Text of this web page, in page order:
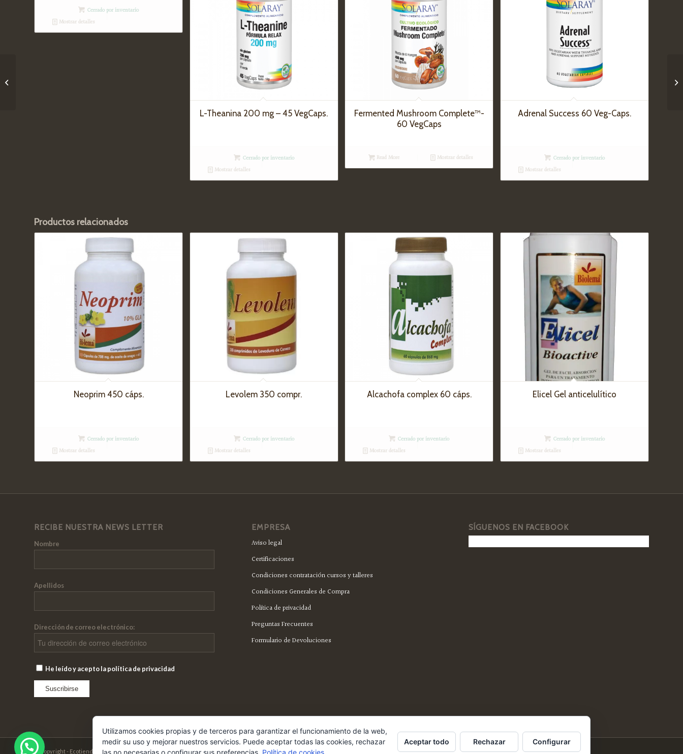
Cerrado por inventario
Mostrar detalles
L-Theanina 200 mg – 45 VegCaps.
Cerrado por inventario
Mostrar detalles
Fermented Mushroom Complete™-
60 VegCaps
Read More Mostrar detalles
Adrenal Success 60 Veg-Caps.
Cerrado por inventario
Mostrar detalles
Productos relacionados
Neoprim 450 cáps.
Cerrado por inventario
Mostrar detalles
Levolem 350 compr.
Cerrado por inventario
Mostrar detalles
Alcachofa complex 60 cáps.
Cerrado por inventario
Mostrar detalles
Elicel Gel anticelulítico
Cerrado por inventario
Mostrar detalles
RECIBE NUESTRA NEWS LETTER
Nombre
Apellidos
Dirección de correo electrónico:
He leído y acepto la política de privacidad
EMPRESA
Aviso legal
Certificaciones
Condiciones contratación cursos y talleres
Condiciones Generales de Compra
Política de privacidad
Preguntas Frecuentes
Formulario de Devoluciones
SÍGUENOS EN FACEBOOK
© Copyright - Ecotienda Cibeles
Utilizamos cookies propias y de terceros para garantizar el funcionamiento de la web,
medir su uso y mejorar nuestros servicios. Puede aceptar todas las cookies, rechazar
las no necesarias o configurar sus preferencias. Política de cookies
Aceptar todo Rechazar Configurar